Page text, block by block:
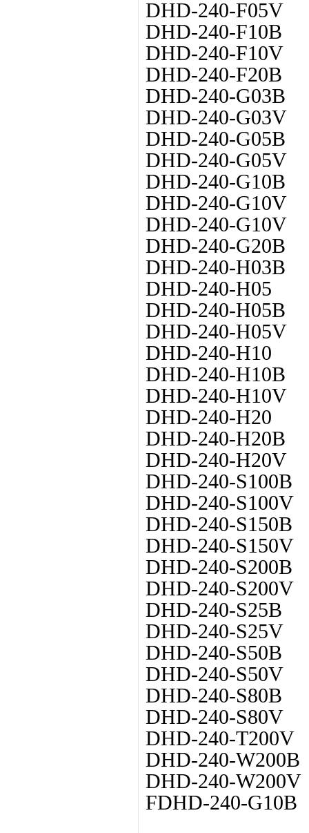
DHD-240-F05V
DHD-240-F10B
DHD-240-F10V
DHD-240-F20B
DHD-240-G03B
DHD-240-G03V
DHD-240-G05B
DHD-240-G05V
DHD-240-G10B
DHD-240-G10V
DHD-240-G10V
DHD-240-G20B
DHD-240-H03B
DHD-240-H05
DHD-240-H05B
DHD-240-H05V
DHD-240-H10
DHD-240-H10B
DHD-240-H10V
DHD-240-H20
DHD-240-H20B
DHD-240-H20V
DHD-240-S100B
DHD-240-S100V
DHD-240-S150B
DHD-240-S150V
DHD-240-S200B
DHD-240-S200V
DHD-240-S25B
DHD-240-S25V
DHD-240-S50B
DHD-240-S50V
DHD-240-S80B
DHD-240-S80V
DHD-240-T200V
DHD-240-W200B
DHD-240-W200V
FDHD-240-G10B